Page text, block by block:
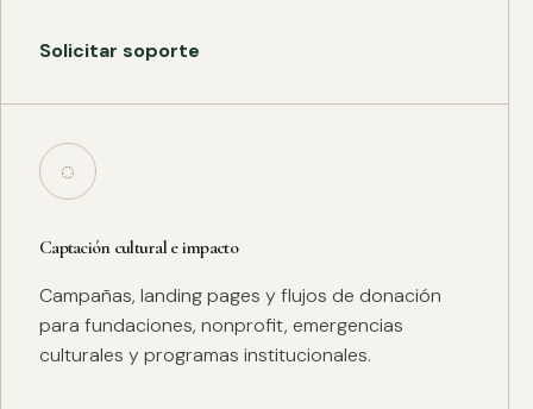
Solicitar soporte
◌
Captación cultural e impacto
Campañas, landing pages y flujos de donación
para fundaciones, nonprofit, emergencias
culturales y programas institucionales.